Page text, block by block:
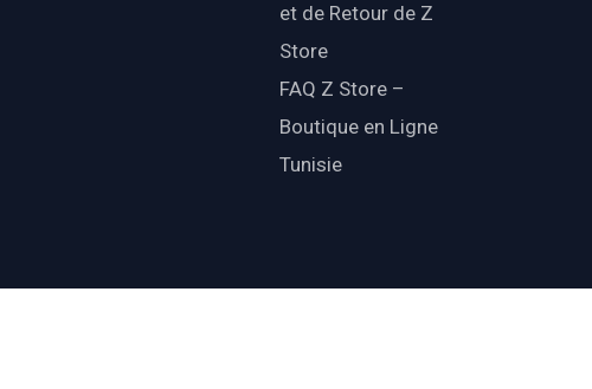
et de Retour de Z
Store
FAQ Z Store –
Boutique en Ligne
Tunisie